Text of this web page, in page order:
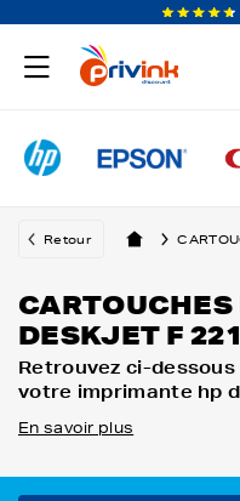
Retour
DESKJET F
Retrouvez ci-
votre imprimante hp
En savoir plus